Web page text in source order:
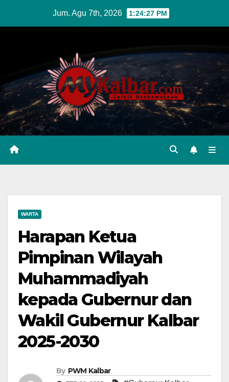
Jum. Agu 7th, 2026 1:24:28 PM
WARTA
Harapan Ketua
Pimpinan Wilayah
Muhammadiyah
kepada Gubernur dan
Wakil Gubernur Kalbar
2025-2030
By PWM Kalbar